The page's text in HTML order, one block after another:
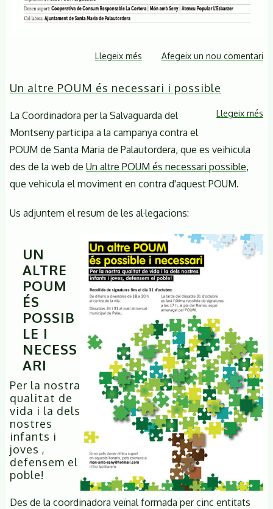
Llegeix més sobre
en
del
territori
Afegeix un nou comentari
Un altre POUM és necessari i possible
Llegeix més
La Coordinadora per la Salvaguarda del
Montseny participa a la campanya contra el
POUM de Santa Maria de Palautordera, que es veihicula
des de la web de Un altre POUM és necessari possible,
que vehicula el moviment en contra d'aquest POUM.
Us adjuntem el resum de les al·legacions:
UN
ALTRE
POUM
ÉS
POSSIB
LE I
NECESS
ARI
Per la nostra
qualitat de
vida i la dels
nostres
infants i
joves ,
defensem el
poble!
Des de la coordinadora veïnal formada per cinc entitats